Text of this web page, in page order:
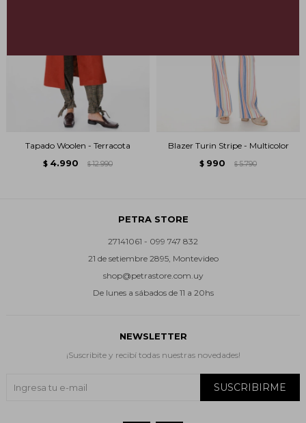
Tapado Woolen - Terracota
$ 4.990 $ 12.990
Blazer Turin Stripe - Multicolor
$ 990 $ 5.790
PETRA STORE
27141061 - 099 747 832
21 de setiembre 2895, Montevideo
shop@petrastore.com.uy
De lunes a sábados de 11 a 20hs
NEWSLETTER
¡Suscribite y recibí todas nuestras novedades!
SUSCRIBIRME